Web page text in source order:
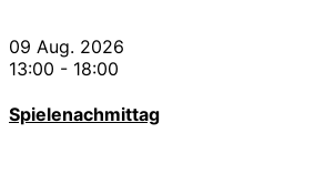
09 Aug. 2026
13:00 - 18:00
Spielenachmittag